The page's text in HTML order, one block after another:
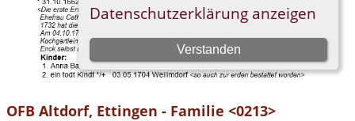
OFB Altdorf, Ettingen - Familie <0213>